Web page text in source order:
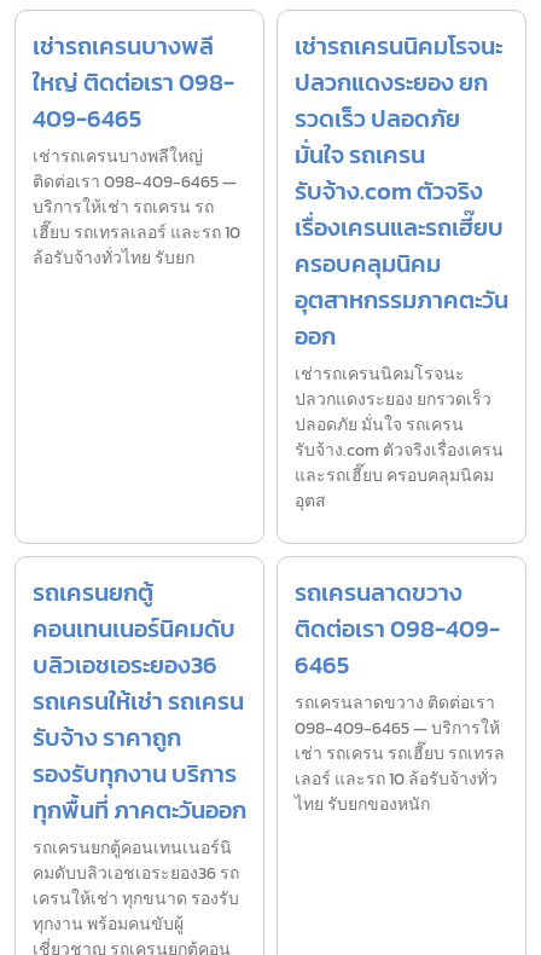
เช่ารถเครนบางพลี
ใหญ่ ติดต่อเรา 098-
409-6465
เช่ารถเครนบางพลีใหญ่
ติดต่อเรา 098-409-6465 —
บริการให้เช่า รถเครน รถ
เฮี๊ยบ รถเทรลเลอร์ และรถ 10
ล้อรับจ้างทั่วไทย รับยก
เช่ารถเครนนิคมโรจนะ
ปลวกแดงระยอง ยก
รวดเร็ว ปลอดภัย
มั่นใจ รถเครน
รับจ้าง.com ตัวจริง
เรื่องเครนและรถเฮี๊ยบ
ครอบคลุมนิคม
อุตสาหกรรมภาคตะวัน
ออก
เช่ารถเครนนิคมโรจนะ
ปลวกแดงระยอง ยกรวดเร็ว
ปลอดภัย มั่นใจ รถเครน
รับจ้าง.com ตัวจริงเรื่องเครน
และรถเฮี๊ยบ ครอบคลุมนิคม
อุตส
รถเครนยกตู้
คอนเทนเนอร์นิคมดับ
บลิวเอชเอระยอง36
รถเครนให้เช่า รถเครน
รับจ้าง ราคาถูก
รองรับทุกงาน บริการ
ทุกพื้นที่ ภาคตะวันออก
รถเครนยกตู้คอนเทนเนอร์นิ
คมดับบลิวเอชเอระยอง36 รถ
เครนให้เช่า ทุกขนาด รองรับ
ทุกงาน พร้อมคนขับผู้
เชี่ยวชาญ รถเครนยกตู้คอน
รถเครนลาดขวาง
ติดต่อเรา 098-409-
6465
รถเครนลาดขวาง ติดต่อเรา
098-409-6465 — บริการให้
เช่า รถเครน รถเฮี๊ยบ รถเทรล
เลอร์ และรถ 10 ล้อรับจ้างทั่ว
ไทย รับยกของหนัก